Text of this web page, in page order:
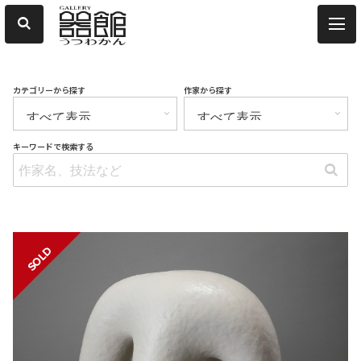
カテゴリーから探す 作家から探す
キーワードで検索する